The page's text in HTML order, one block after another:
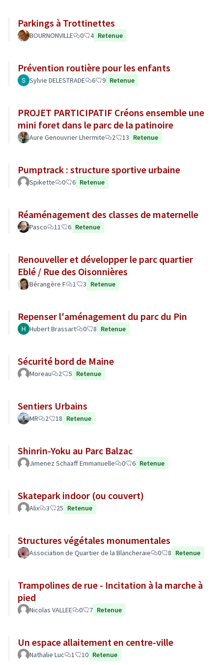
Parkings à Trottinettes
BOURNONVILLE 0 4 Retenue
Prévention routière pour les enfants
Sylvie DELESTRADE 6 9 Retenue
PROJET PARTICIPATIF Créons ensemble une
mini foret dans le parc de la patinoire
Aure Genouvrier Lhermite 2 13 Retenue
Pumptrack : structure sportive urbaine
Spikette 0 6 Retenue
Réaménagement des classes de maternelle
Pasco 11 6 Retenue
Renouveller et développer le parc quartier
Eblé / Rue des Oisonnières
Bérangère F 1 3 Retenue
Repenser l'aménagement du parc du Pin
Hubert Brassart 0 8 Retenue
Sécurité bord de Maine
Moreau 2 5 Retenue
Sentiers Urbains
MR 2 18 Retenue
Shinrin-Yoku au Parc Balzac
Jimenez Schaaff Emmanuelle 0 6 Retenue
Skatepark indoor (ou couvert)
Alix 3 25 Retenue
Structures végétales monumentales
Association de Quartier de la Blancheraie 0 8 Retenue
Trampolines de rue - Incitation à la marche à
pied
Nicolas VALLEE 0 7 Retenue
Un espace allaitement en centre-ville
Nathalie Luc 1 10 Retenue